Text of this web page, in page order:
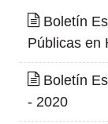
Boletín
Públicas en
Boletín
- 2020